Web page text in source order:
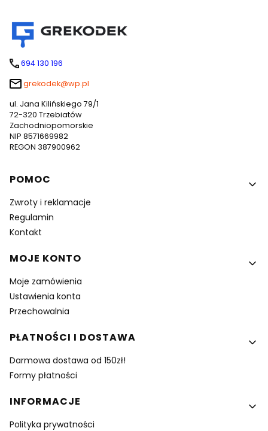
694 130 196
grekodek@wp.pl
ul. Jana Kilińskiego 79/1
72-320 Trzebiatów
Zachodniopomorskie
NIP 8571669982
REGON 387900962
Linki w stopce
POMOC
Zwroty i reklamacje
Regulamin
Kontakt
MOJE KONTO
Moje zamówienia
Ustawienia konta
Przechowalnia
PŁATNOŚCI I DOSTAWA
Darmowa dostawa od 150zł!
Formy płatności
INFORMACJE
Polityka prywatności